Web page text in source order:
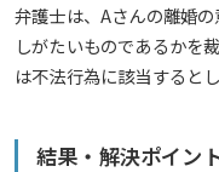
弁護士は、Aさんの離婚
しがたいものであるかを
は不法行為に該当すると
結果・解決ポイン